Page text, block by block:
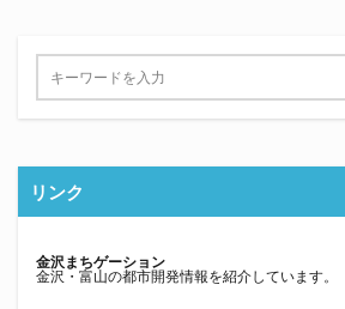
リンク
金沢まちゲーション
金沢・富山の都市開発情報を紹介しています。